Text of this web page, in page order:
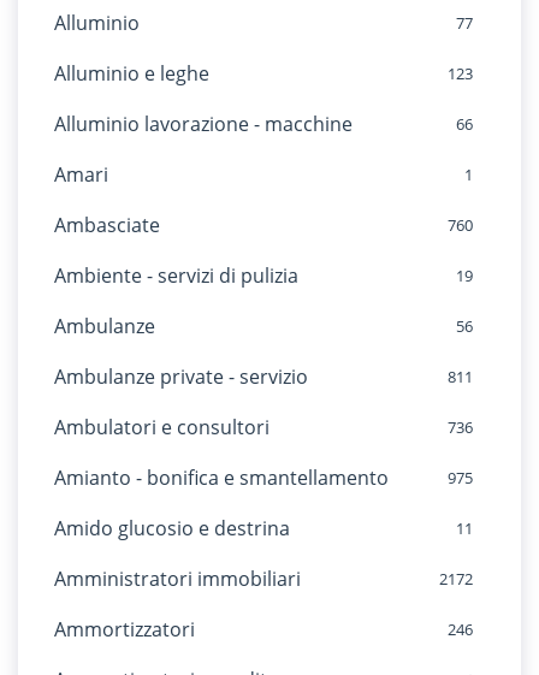
Alluminio 77
Alluminio e leghe 123
Alluminio lavorazione - macchine 66
Amari 1
Ambasciate 760
Ambiente - servizi di pulizia 19
Ambulanze 56
Ambulanze private - servizio 811
Ambulatori e consultori 736
Amianto - bonifica e smantellamento 975
Amido glucosio e destrina 11
Amministratori immobiliari 2172
Ammortizzatori 246